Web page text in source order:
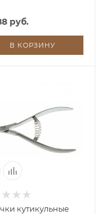
руб.
В КОРЗИНУ
кутикульные